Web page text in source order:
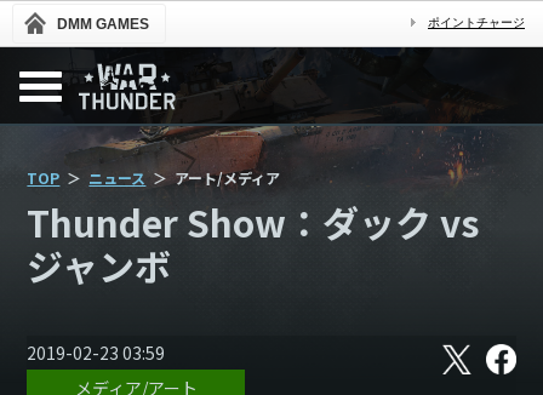
DMM GAMES ポイントチャージ
TOP ニュース アート/メディア
Thunder Show：ダック vs
ジャンボ
2019-02-23 03:59 X フ
ェ
メディア/アート